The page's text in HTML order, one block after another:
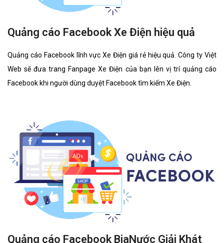
Quảng cáo Facebook Xe Điện hiệu quả
Quảng cáo Facebook lĩnh vực Xe Điện giá rẻ hiệu quả. Công ty Việt
Web sẽ đưa trang Fanpage Xe Điện của bạn lên vị trí quảng cáo
Facebook khi người dùng duyệt Facebook tìm kiếm Xe Điện.
Quảng cáo Facebook BiaNước Giải Khát